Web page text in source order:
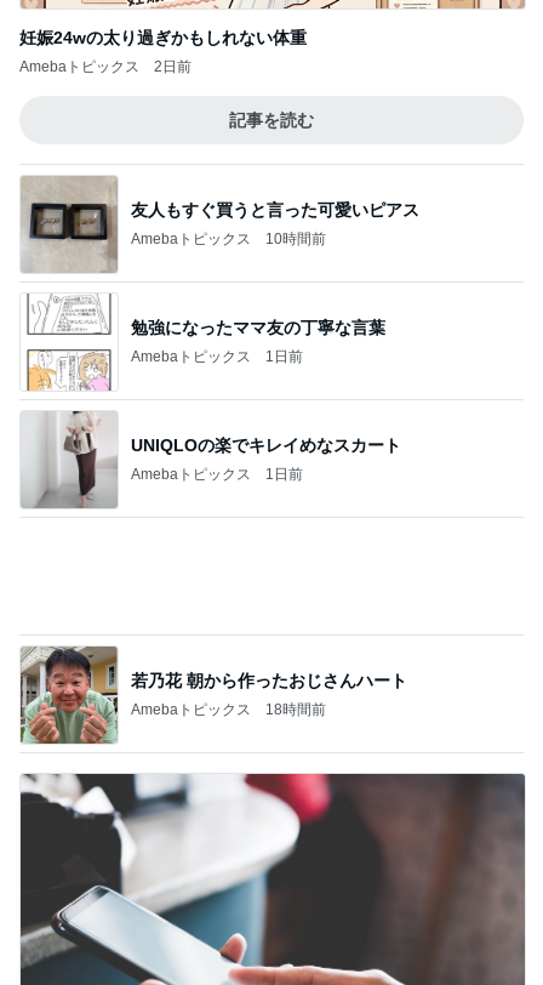
妊娠24wの太り過ぎかもしれない体重
Amebaトピックス 2日前
記事を読む
友人もすぐ買うと言った可愛いピアス
Amebaトピックス 10時間前
勉強になったママ友の丁寧な言葉
Amebaトピックス 1日前
UNIQLOの楽でキレイめなスカート
Amebaトピックス 1日前
若乃花 朝から作ったおじさんハート
Amebaトピックス 18時間前